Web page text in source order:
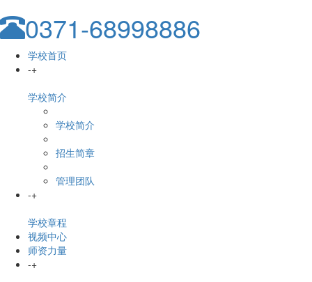
0371-68998886
学校首页
-+
学校简介
学校简介
招生简章
管理团队
-+
学校章程
视频中心
师资力量
-+